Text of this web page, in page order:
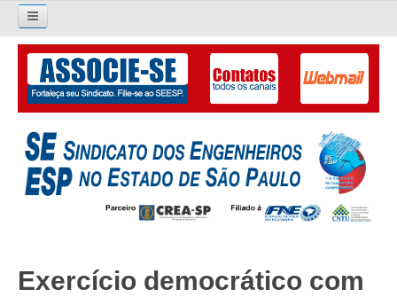
Pesquisar...
O SINDICATO
APRESENTAÇÃO
PALAVRA DO PRESIDENTE
LIVRO GESTÃO 2026-2029
Exercício democrático com